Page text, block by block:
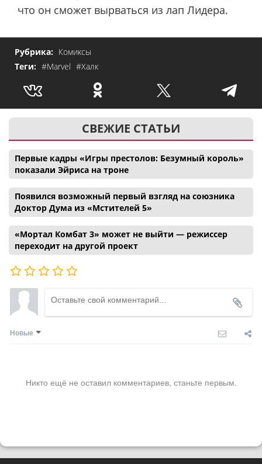
что он сможет вырваться из лап Лидера.
Рубрика: Комиксы
Теги: #Marvel #Халк
СВЕЖИЕ СТАТЬИ
Первые кадры «Игры престолов: Безумный король»
показали Эйриса на троне
Появился возможный первый взгляд на союзника
Доктор Дума из «Мстителей 5»
«Мортал Комбат 3» может не выйти — режиссер
переходит на другой проект
Новые
Никто ещё не оставил комментариев, станьте первым.